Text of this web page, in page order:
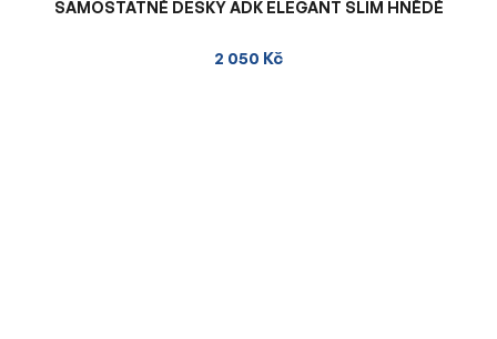
SAMOSTATNÉ DESKY ADK ELEGANT SLIM HNĚDÉ
2 050 Kč